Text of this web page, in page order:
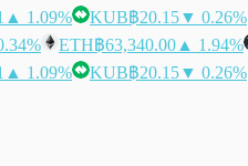
▲ 1.09% KUB฿20.15▼ 0.26%
ETH฿63,340.00 ▲ 1.94%
▲ 1.09% KUB฿20.15▼ 0.26%